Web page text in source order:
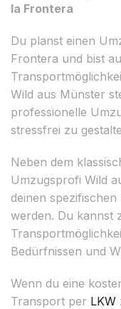
la Frontera
Du planst einen
Frontera und bist
Wild aus Münster
professionelle
stressfrei zu
Neben dem
Umzugsprofi Wild
deinen
werden. Du kannst
Bedürfnissen und
Wenn du eine
Transport per LKW